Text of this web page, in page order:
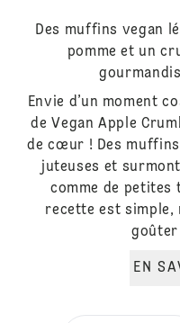
Des muffins vegan
pomme et un
Envie d’un moment
de Vegan Apple
de cœur ! Des
juteuses et
comme de petites
recette est simple,
goûter